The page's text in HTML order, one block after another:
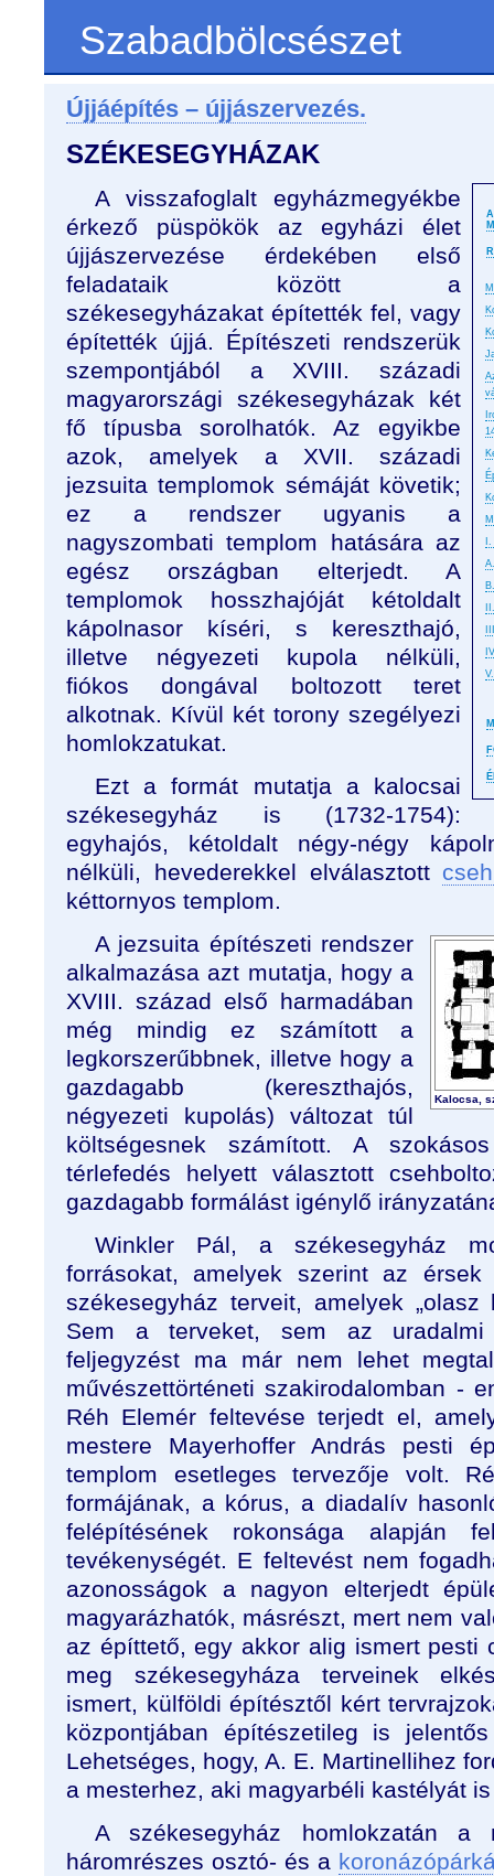
Szabadbölcsészet
Újjáépítés – újjászervezés.
SZÉKESEGYHÁZAK
A visszafoglalt egyházmegyékbe
érkező püspökök az egyházi élet
újjászervezése érdekében első
feladataik között a
székesegyházakat építették fel, vagy
építették újjá. Építészeti rendszerük
szempontjából a XVIII. századi
magyarországi székesegyházak két
fő típusba sorolhatók. Az egyikbe
azok, amelyek a XVII. századi
jezsuita templomok sémáját követik;
ez a rendszer ugyanis a
nagyszombati templom hatására az
egész országban elterjedt. A
templomok hosszhajóját kétoldalt
kápolnasor kíséri, s kereszthajó,
illetve négyezeti kupola nélküli,
fiókos dongával boltozott teret
alkotnak. Kívül két torony szegélyezi
homlokzatukat.
Ezt a formát mutatja a kalocsai
székesegyház is (1732-1754):
egyhajós, kétoldalt négy-négy
nélküli, hevederekkel elválasztott
kéttornyos templom.
Kalocsa,
A jezsuita építészeti rendszer
alkalmazása azt mutatja, hogy a
XVIII. század első harmadában
még mindig ez számított a
legkorszerűbbnek, illetve hogy a
gazdagabb (kereszthajós,
négyezeti kupolás) változat túl
költségesnek számított. A
térlefedés helyett választott
gazdagabb formálást igénylő
Winkler Pál, a székesegyház
forrásokat, amelyek szerint az érsek
székesegyház terveit, amelyek
Sem a terveket, sem az uradalmi
feljegyzést ma már nem lehet
művészettörténeti szakirodalomban -
Réh Elemér feltevése terjedt el,
mestere Mayerhoffer András pesti
templom esetleges tervezője volt.
formájának, a kórus, a diadalív
felépítésének rokonsága alapján
tevékenységét. E feltevést nem
azonosságok a nagyon elterjedt
magyarázhatók, másrészt, mert nem
az építtető, egy akkor alig ismert pesti
meg székesegyháza terveinek
ismert, külföldi építésztől kért
központjában építészetileg is
Lehetséges, hogy, A. E. Martinellihez
a mesterhez, aki magyarbéli kastélyát
A székesegyház homlokzatán
háromrészes osztó- és a